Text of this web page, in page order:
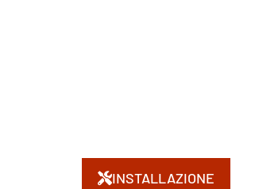
INSTALLAZIONE